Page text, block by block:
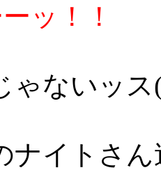
！！
ゃないッ
ナイトさ